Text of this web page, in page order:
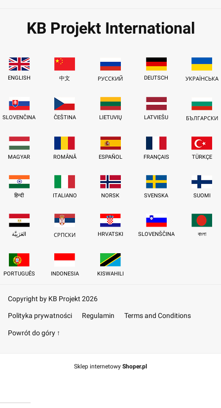
KB Projekt International
ENGLISH 中文 РУССКИЙ DEUTSCH УКРАЇНСЬКА
SLOVENČINA ČEŠTINA LIETUVIŲ LATVIEŠU БЪЛГАРСКИ
MAGYAR ROMÂNĂ ESPAÑOL FRANÇAIS TÜRKÇE
हिन्दी ITALIANO NORSK SVENSKA SUOMI
العَرَبِيَّة СРПСКИ HRVATSKI SLOVENŠČINA বাংলা
PORTUGUÊS INDONESIA KISWAHILI
Copyright by KB Projekt 2026
Polityka prywatności Regulamin Terms and Conditions
Powrót do góry ↑
Sklep internetowy Shoper.pl